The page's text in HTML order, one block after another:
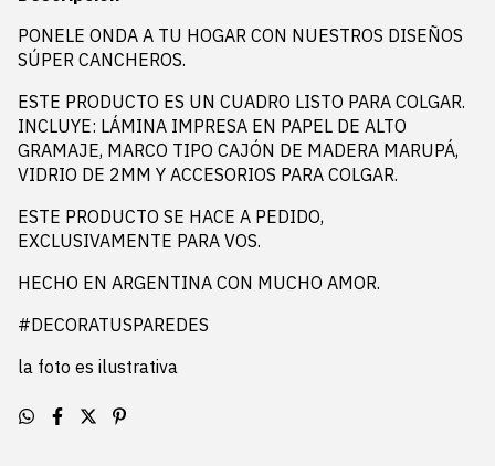
PONELE ONDA A TU HOGAR CON NUESTROS DISEÑOS
SÚPER CANCHEROS.
ESTE PRODUCTO ES UN CUADRO LISTO PARA COLGAR.
INCLUYE: LÁMINA IMPRESA EN PAPEL DE ALTO
GRAMAJE, MARCO TIPO CAJÓN DE MADERA MARUPÁ,
VIDRIO DE 2MM Y ACCESORIOS PARA COLGAR.
ESTE PRODUCTO SE HACE A PEDIDO,
EXCLUSIVAMENTE PARA VOS.
HECHO EN ARGENTINA CON MUCHO AMOR.
#DECORATUSPAREDES
la foto es ilustrativa